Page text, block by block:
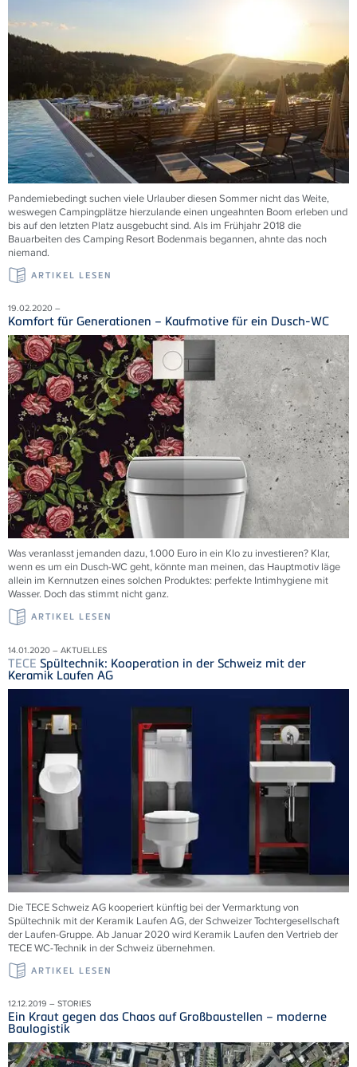
Pandemiebedingt suchen viele Urlauber diesen Sommer nicht das Weite,
weswegen Campingplätze hierzulande einen ungeahnten Boom erleben und
bis auf den letzten Platz ausgebucht sind. Als im Frühjahr 2018 die
Bauarbeiten des Camping Resort Bodenmais begannen, ahnte das noch
niemand.
ARTIKEL LESEN
19.02.2020 –
Komfort für Generationen – Kaufmotive für ein Dusch-WC
Was veranlasst jemanden dazu, 1.000 Euro in ein Klo zu investieren? Klar,
wenn es um ein Dusch-WC geht, könnte man meinen, das Hauptmotiv läge
allein im Kernnutzen eines solchen Produktes: perfekte Intimhygiene mit
Wasser. Doch das stimmt nicht ganz.
ARTIKEL LESEN
14.01.2020 – AKTUELLES
TECE Spültechnik: Kooperation in der Schweiz mit der
Keramik Laufen AG
Die TECE Schweiz AG kooperiert künftig bei der Vermarktung von
Spültechnik mit der Keramik Laufen AG, der Schweizer Tochtergesellschaft
der Laufen-Gruppe. Ab Januar 2020 wird Keramik Laufen den Vertrieb der
TECE WC-Technik in der Schweiz übernehmen.
ARTIKEL LESEN
12.12.2019 – STORIES
Ein Kraut gegen das Chaos auf Großbaustellen – moderne
Baulogistik